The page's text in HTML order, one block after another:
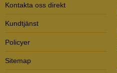
Kontakta oss direkt
Kundtjänst
Policyer
Sitemap